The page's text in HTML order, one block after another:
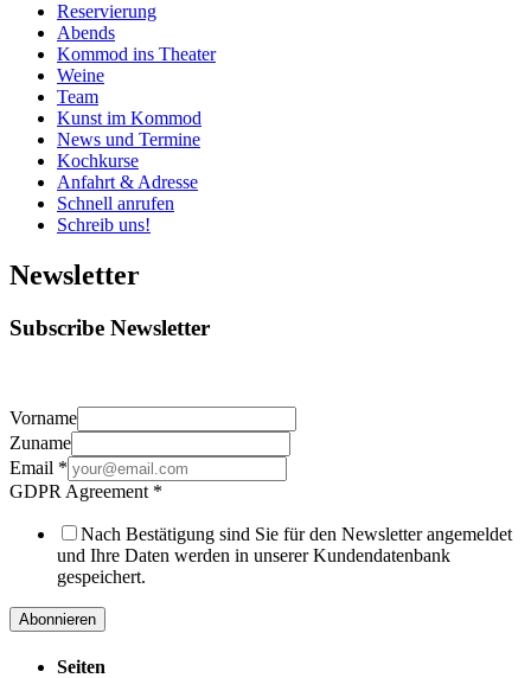
Reservierung
Abends
Kommod ins Theater
Weine
Team
Kunst im Kommod
News und Termine
Kochkurse
Anfahrt & Adresse
Schnell anrufen
Schreib uns!
Newsletter
Subscribe Newsletter
Vorname
Zuname
Email *
GDPR Agreement *
Nach Bestätigung sind Sie für den Newsletter angemeldet
und Ihre Daten werden in unserer Kundendatenbank
gespeichert.
Abonnieren
Seiten